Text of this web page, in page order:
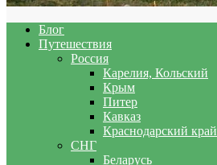
Блог
Путешествия
Россия
Карелия, Кольский
Крым
Питер
Кавказ
Краснодарский край
СНГ
Беларусь